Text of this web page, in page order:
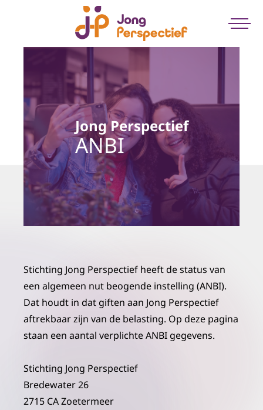
Jong Perspectief
ANBI
Stichting Jong Perspectief heeft de status van
een algemeen nut beogende instelling (ANBI).
Dat houdt in dat giften aan Jong Perspectief
aftrekbaar zijn van de belasting. Op deze pagina
staan een aantal verplichte ANBI gegevens.
Stichting Jong Perspectief
Bredewater 26
2715 CA Zoetermeer